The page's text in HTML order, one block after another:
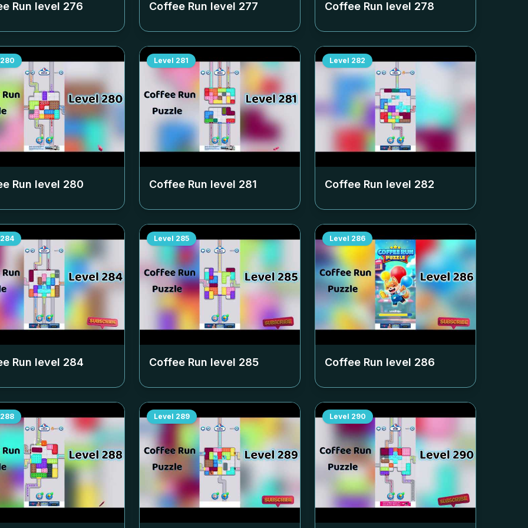
Run level 276 Coffee Run level 277 Coffee Run level 278
280
Run level 280
Level 281
Coffee Run level 281
Level 282
Coffee Run level 282
284
Run level 284
Level 285
Coffee Run level 285
Level 286
Coffee Run level 286
288 Level 289 Level 290